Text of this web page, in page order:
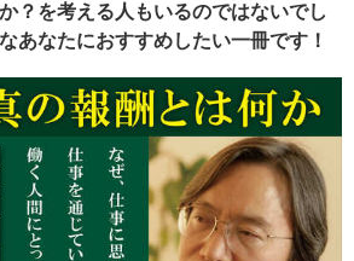
？を考える人もいるのではないでし
あなたにおすすめしたい一冊です！